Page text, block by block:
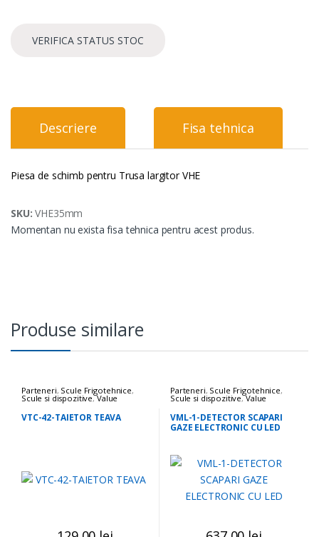
VERIFICA STATUS STOC
Descriere Fisa tehnica
Piesa de schimb pentru Trusa largitor VHE
SKU:VHE35mm
Momentan nu exista fisa tehnica pentru acest produs.
Produse similare
Parteneri, Scule Frigotehnice,
Scule si dispozitive,Value
VTC-42-TAIETOR TEAVA
Parteneri, Scule Frigotehnice,
Scule si dispozitive,Value
VML-1-DETECTOR SCAPARI
GAZE ELECTRONIC CU LED